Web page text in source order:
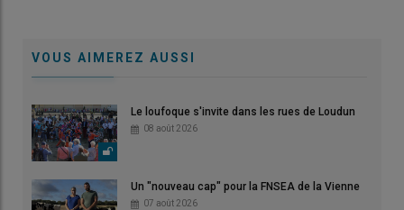
VOUS AIMEREZ AUSSI
Le loufoque s'invite dans les rues de Loudun
08 août 2026
Un "nouveau cap" pour la FNSEA de la Vienne
07 août 2026